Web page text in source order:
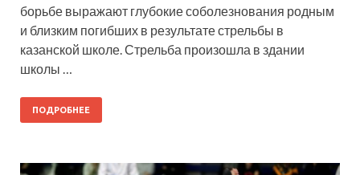
борьбе выражают глубокие соболезнования родным
и близким погибших в результате стрельбы в
казанской школе. Стрельба произошла в здании
школы …
ПОДРОБНЕЕ